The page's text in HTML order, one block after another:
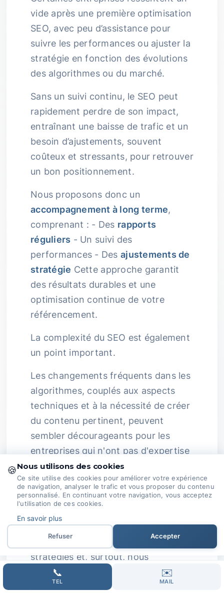
vide après une première optimisation
SEO, avec peu d’assistance pour
suivre les performances ou ajuster la
stratégie en fonction des évolutions
des algorithmes ou du marché.
Sans un suivi continu, le SEO peut
rapidement perdre de son impact,
entraînant une baisse de trafic et un
besoin d’ajustements, souvent
coûteux et stressants, pour retrouver
un bon positionnement.
Nous proposons donc un
accompagnement à long terme,
comprenant : - Des rapports
réguliers - Un suivi des
performances - Desajustements de
stratégie Cette approche garantit
des résultats durables et une
optimisation continue de votre
référencement.
La complexité du SEO est également
un point important.
Les changements fréquents dans les
algorithmes, couplés aux aspects
techniques et à la nécessité de créer
du contenu pertinent, peuvent
sembler décourageants pour les
entreprises qui n'ont pas d'expertise
en interne.
C’est pourquoi chez Domoveillance,
nous sommes passionnés par le SEO.
Nous suivons de près les évolutions
du secteur pour ajuster nos
stratégies et, surtout, nous
travaillons de concert avec vous
pour transformer vos ambitions en
📞
TEL
✉️
MAIL
🍪Nous utilisons des cookies
Ce site utilise des cookies pour améliorer votre expérience
de navigation, analyser le trafic et vous proposer du contenu
personnalisé. En continuant votre navigation, vous acceptez
l'utilisation de ces cookies.
En savoir plus
Refuser Accepter